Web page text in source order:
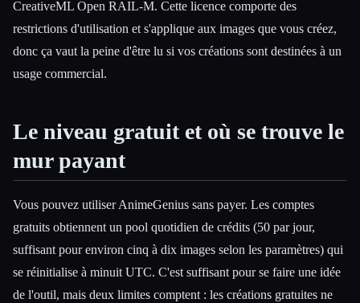
CreativeML Open RAIL-M. Cette licence comporte des
restrictions d'utilisation et s'applique aux images que vous créez,
donc ça vaut la peine d'être lu si vos créations sont destinées à un
usage commercial.
Le niveau gratuit et où se trouve le
mur payant
Vous pouvez utiliser AnimeGenius sans payer. Les comptes
gratuits obtiennent un pool quotidien de crédits (50 par jour,
suffisant pour environ cinq à dix images selon les paramètres) qui
se réinitialise à minuit UTC. C'est suffisant pour se faire une idée
de l'outil, mais deux limites comptent : les créations gratuites ne